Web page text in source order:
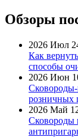
Обзоры
2026 Июл
Как
способы
2026 Июн
розничных
2026 Май
Сковороды